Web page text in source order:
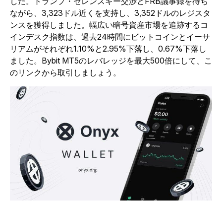
ながら、3,323ドル近くを支持し、3,352ドルのレジスタ
ンスを獲得しました。幅広い暗号資産市場を追跡するコ
インデスク指数は、過去24時間にビットコインとイーサ
リアムがそれぞれ1.10%と2.95%下落し、0.67%下落し
ました。Bybit MT5のレバレッジを最大500倍にして、こ
のリンクから取引しましょう。